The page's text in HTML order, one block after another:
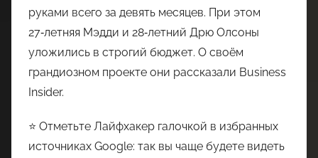
руками всего за девять месяцев. При этом
27‑летняя Мэдди и 28‑летний Дрю Олсоны
уложились в строгий бюджет. О своём
грандиозном проекте они рассказали Business
Insider.
⭐ Отметьте Лайфхакер галочкой в избранных
источниках Google: так вы чаще будете видеть